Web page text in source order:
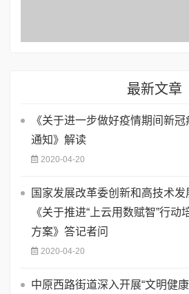
最新文章
《关于进一步做好疫情期间新
通知》解读
2020-04-20
国家发展改革委创新和高技术
《关于推进“上云用数赋智”行
方案》答记者问
2020-04-20
中原西路街道深入开展“文明健